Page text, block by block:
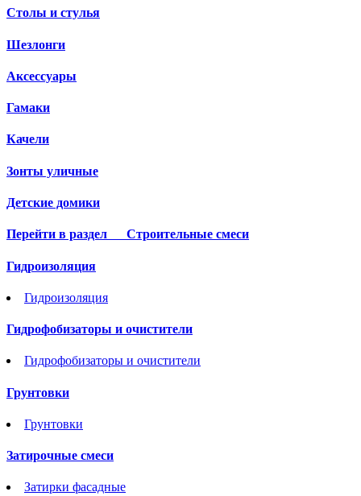
Столы и стулья
Шезлонги
Аксессуары
Гамаки
Качели
Зонты уличные
Детские домики
Перейти в раздел Строительные смеси
Гидроизоляция
Гидроизоляция
Гидрофобизаторы и очистители
Гидрофобизаторы и очистители
Грунтовки
Грунтовки
Затирочные смеси
Затирки фасадные